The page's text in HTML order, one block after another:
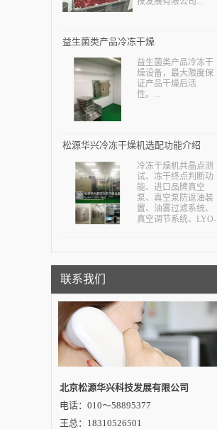
益生菌类产品冷冻干燥
益生菌类产品冷冻干
燥设备，最大限度保
证产品干燥后活
性。...
松源华兴冷冻干燥机选配功能介绍
冷冻干燥机共晶点测
试、冻干终点判断功
能、进口品牌真空
泵、真空泵防返油装
置、油雾过滤系统、
真空调节系统、LYO-
联系我们
北京松源华兴科技发展有限公司
电话：010～58895377
王总：18310526501